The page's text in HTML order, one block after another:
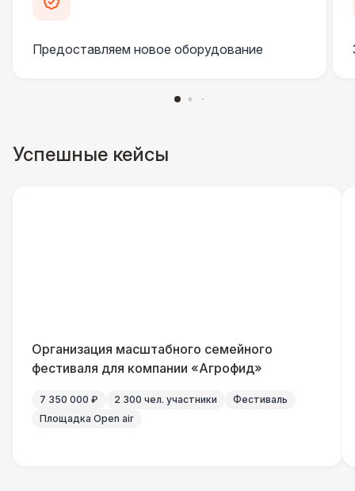
Предоставляем новое оборудование
Успешные кейсы
Организация масштабного семейного
фестиваля для компании «Агрофид»
7 350 000 ₽ 2 300 чел. участники
Фестиваль
Площадка Open air